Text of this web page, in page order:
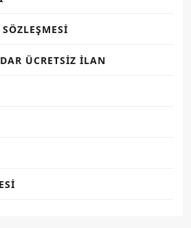
ÜCRETSIZ İLAN